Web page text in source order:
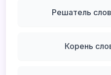
Решатель
Корень